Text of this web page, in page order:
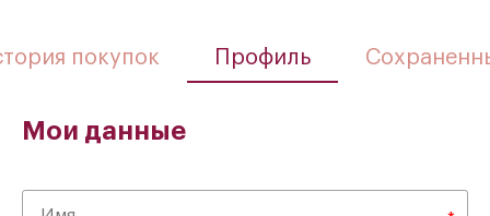
покупок Профиль
Мои данные